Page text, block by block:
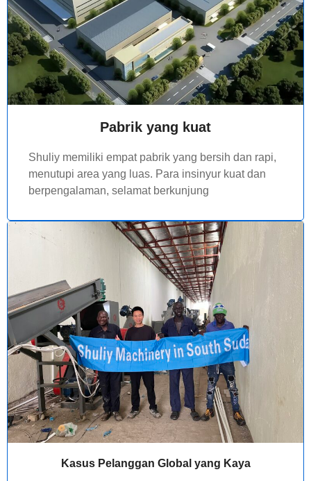
Pabrik yang kuat
Shuliy memiliki empat pabrik yang bersih dan rapi,
menutupi area yang luas. Para insinyur kuat dan
berpengalaman, selamat berkunjung
Kasus Pelanggan Global yang Kaya